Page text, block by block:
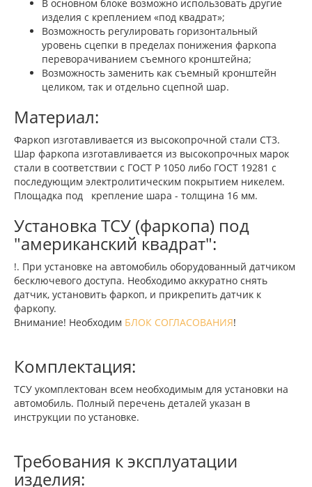
В основном блоке возможно использовать другие
изделия с креплением «под квадрат»;
Возможность регулировать горизонтальный
уровень сцепки в пределах понижения фаркопа
переворачиванием съемного кронштейна;
Возможность заменить как съемный кронштейн
целиком, так и отдельно сцепной шар.
Материал:
Фаркоп изготавливается из высокопрочной стали СТ3.
Шар фаркопа изготавливается из высокопрочных марок
стали в соответствии с ГОСТ Р 1050 либо ГОСТ 19281 с
последующим электролитическим покрытием никелем.
Площадка под крепление шара - толщина 16 мм.
Установка ТСУ (фаркопа) под
"американский квадрат":
!. При установке на автомобиль оборудованный датчиком
бесключевого доступа. Необходимо аккуратно снять
датчик, установить фаркоп, и прикрепить датчик к
фаркопу.
Внимание! Необходим БЛОК СОГЛАСОВАНИЯ!
Комплектация:
ТСУ укомплектован всем необходимым для установки на
автомобиль. Полный перечень деталей указан в
инструкции по установке.
Требования к эксплуатации
изделия: